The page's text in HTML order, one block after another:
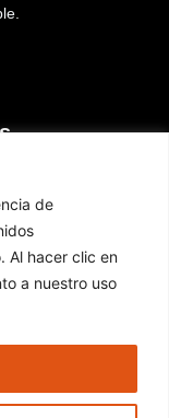
de
Al hacer clic en
a nuestro uso